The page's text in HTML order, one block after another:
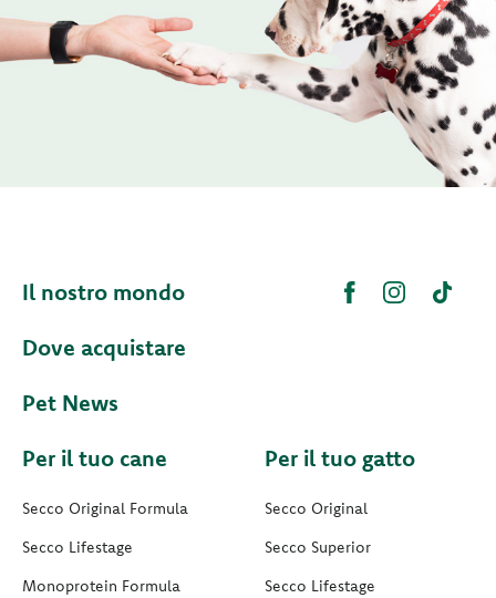
Il nostro mondo
Dove acquistare
Pet News
Per il tuo cane
Secco Original Formula
Secco Lifestage
Monoprotein Formula
Per il tuo gatto
Secco Original
Secco Superior
Secco Lifestage